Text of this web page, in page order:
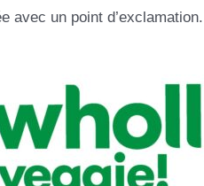
avec un point d’exclamation.